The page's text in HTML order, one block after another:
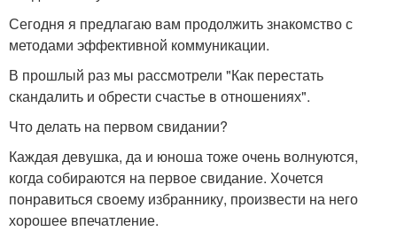
Сегодня я предлагаю вам продолжить знакомство с
методами эффективной коммуникации.
В прошлый раз мы рассмотрели "Как перестать
скандалить и обрести счастье в отношениях".
Что делать на первом свидании?
Каждая девушка, да и юноша тоже очень волнуются,
когда собираются на первое свидание. Хочется
понравиться своему избраннику, произвести на него
хорошее впечатление.